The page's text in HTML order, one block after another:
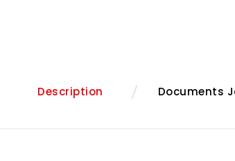
Description Documents